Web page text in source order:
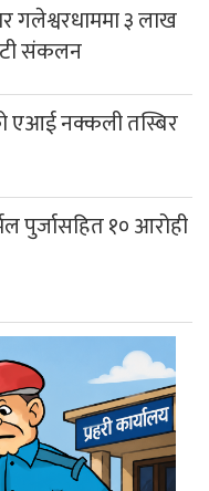
गलेश्वरधाममा ३ लाख
संकलन
एआई नक्कली तस्बिर
पुर्जासहित १० आरोही